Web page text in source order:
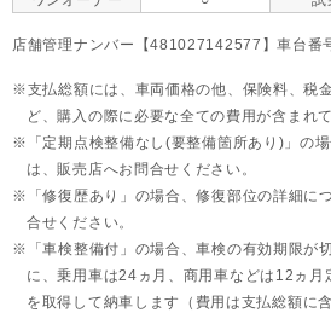
店舗管理ナンバー【481027142577】車台番
支払総額には、車両価格の他、保険料、税
ど、購入の際に必要な全ての費用が含まれ
「定期点検整備なし(要整備箇所あり)」の
は、販売店へお問合せください。
「修復歴あり」の場合、修復部位の詳細に
合せください。
「車検整備付」の場合、車検の有効期限が
に、乗用車は24ヵ月、 商用車などは12ヵ月
を取得して納車します（費用は支払総額に含